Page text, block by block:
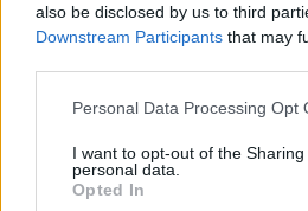
also be disclosed by us to third
Downstream Participants that may
Personal Data Processing Opt
I want to opt-out of the
personal data.
Opted In
Márton Anna – egyéni kard
Pusztai Liza – egyéni kard
Szűcs Luca – egyéni kard
Battai Sugár Katinka, Márton
Szűcs Luca – kardcsapat
Vízilabda